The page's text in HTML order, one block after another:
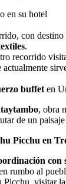
en su hotel
con
.
recorrido
actualmente
buffet en
, obra
de un
Picchu en
con
rumbo al